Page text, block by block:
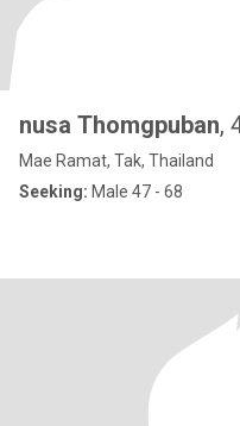
nusa Thomgpuban,
Mae Ramat, Tak, Thailand
Seeking: Male 47 - 68